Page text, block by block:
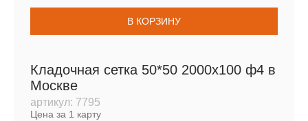
В КОРЗИНУ
Кладочная сетка 50*50 2000х100 ф4 в
Москве
артикул: 7795
Цена за 1 карту